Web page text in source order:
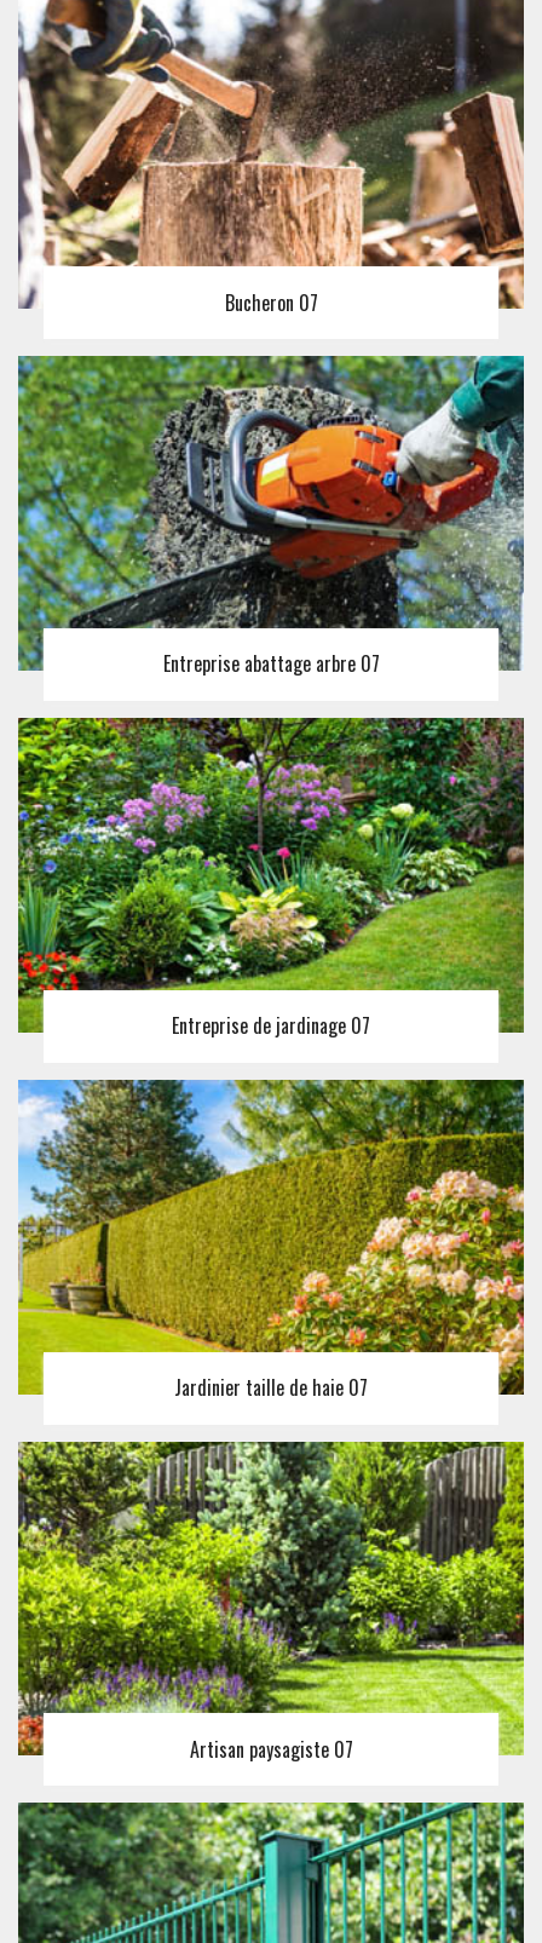
Bucheron 07
Entreprise abattage arbre 07
Entreprise de jardinage 07
Jardinier taille de haie 07
Artisan paysagiste 07